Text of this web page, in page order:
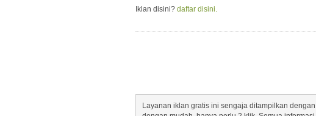
Iklan disini? daftar disini.
Layanan iklan gratis ini sengaja ditampilkan